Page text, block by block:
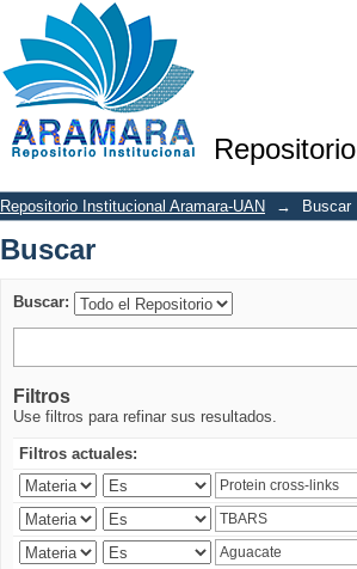
Buscar
Repositorio Institucional Aramara-UAN → Buscar
Buscar
Buscar:
Filtros
Use filtros para refinar sus resultados.
Filtros actuales: